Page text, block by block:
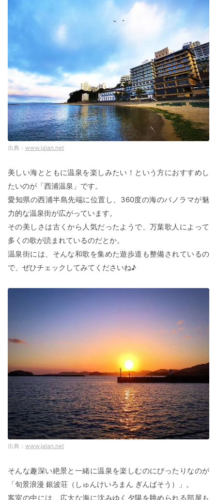
www.jalan.net
美しい海とともに温泉を楽しみたい！という方におすすめし
たいのが「西浦温泉」です。
愛知県の西浦半島先端に位置し、360度の海のパノラマが魅
力的な温泉街が広がっています。
その美しさは古くから人気だったようで、万葉歌人によって
多くの歌が読まれているのだとか。
温泉街には、そんな和歌を集めた遊歩道も整備されているの
で、ぜひチェックしてみてくださいね♪
www.jalan.net
そんな趣深い絶景と一緒に温泉を楽しむのにぴったりなのが
「旬景浪漫 銀波荘（しゅんけいろまん ぎんぱそう）」。
客室の中には、広大な海に沈みゆく夕陽を眺められる部屋も